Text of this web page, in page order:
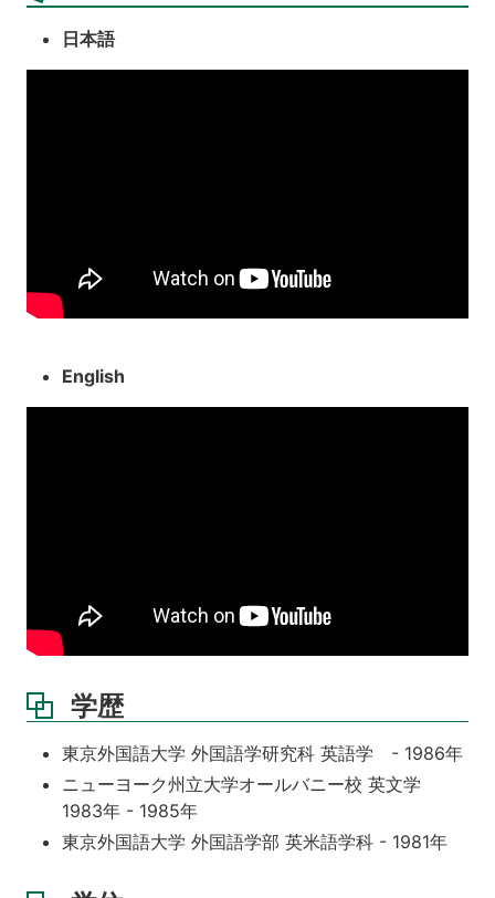
日本語
English
学歴
東京外国語大学 外国語学研究科 英語学 - 1986年
ニューヨーク州立大学オールバニー校 英文学
1983年 - 1985年
東京外国語大学 外国語学部 英米語学科 - 1981年